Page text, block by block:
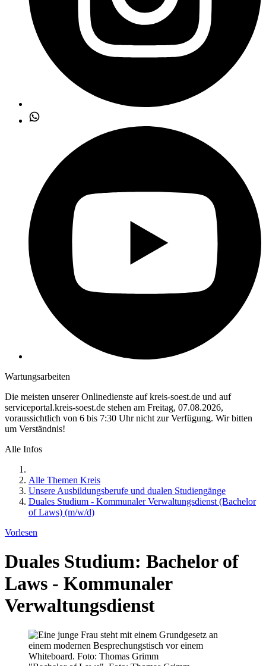
Wartungsarbeiten
Die meisten unserer Onlinedienste auf kreis-soest.de und auf
serviceportal.kreis-soest.de stehen am Freitag, 07.08.2026,
voraussichtlich von 6 bis 7:30 Uhr nicht zur Verfügung. Wir bitten
um Verständnis!
Alle Infos
Alle Themen Kreis
Unsere Ausbildungsberufe und dualen Studiengänge
Duales Studium - Kommunaler Verwaltungsdienst (Bachelor
of Laws) (m/w/d)
Vorlesen
Duales Studium: Bachelor of
Laws - Kommunaler
Verwaltungsdienst